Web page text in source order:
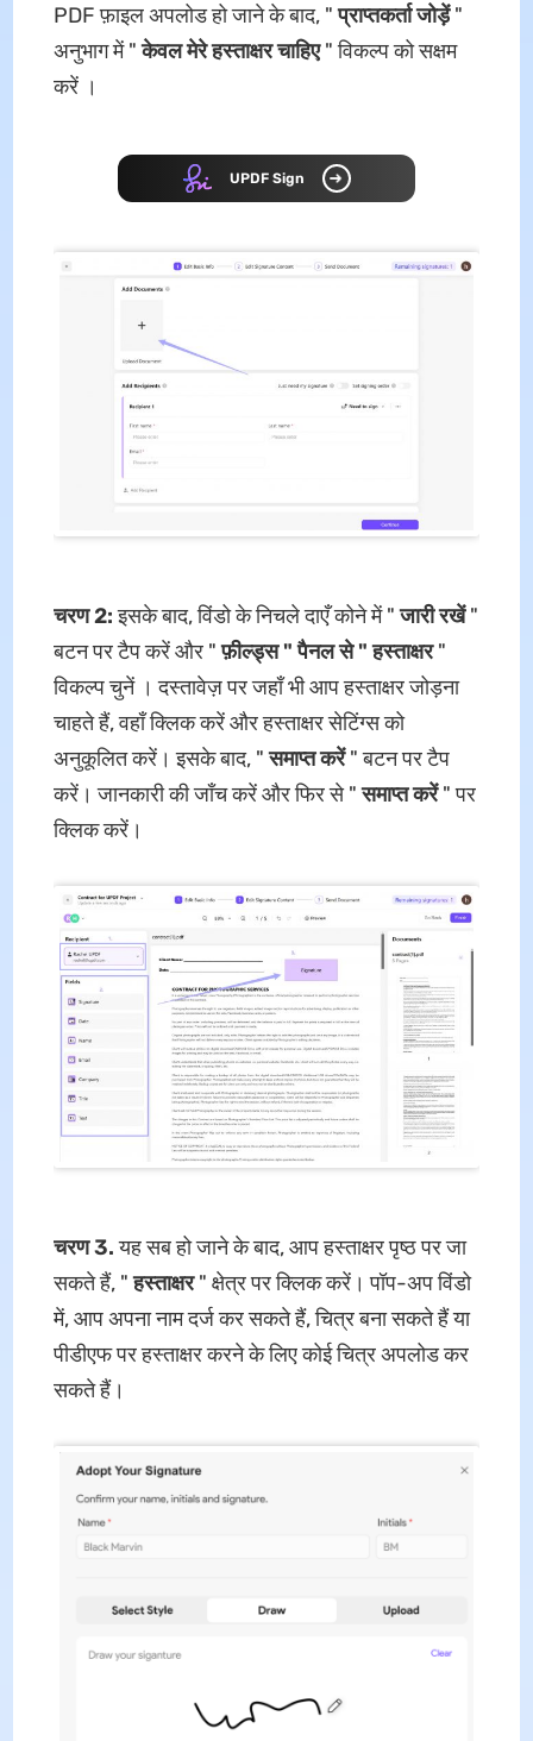
PDF फ़ाइल अपलोड हो जाने के बाद, "प्राप्तकर्ता जोड़ें"
अनुभाग में "केवल मेरे हस्ताक्षर चाहिए" विकल्प को सक्षम
करें ।
UPDF Sign
चरण 2:इसके बाद, विंडो के निचले दाएँ कोने में "जारी रखें"
बटन पर टैप करें और "फ़ील्ड्स " पैनल से "हस्ताक्षर"
विकल्प चुनें । दस्तावेज़ पर जहाँ भी आप हस्ताक्षर जोड़ना
चाहते हैं, वहाँ क्लिक करें और हस्ताक्षर सेटिंग्स को
अनुकूलित करें। इसके बाद, "समाप्त करें" बटन पर टैप
करें। जानकारी की जाँच करें और फिर से "समाप्त करें" पर
क्लिक करें।
चरण 3.यह सब हो जाने के बाद, आप हस्ताक्षर पृष्ठ पर जा
सकते हैं, "हस्ताक्षर" क्षेत्र पर क्लिक करें। पॉप-अप विंडो
में, आप अपना नाम दर्ज कर सकते हैं, चित्र बना सकते हैं या
पीडीएफ पर हस्ताक्षर करने के लिए कोई चित्र अपलोड कर
सकते हैं।